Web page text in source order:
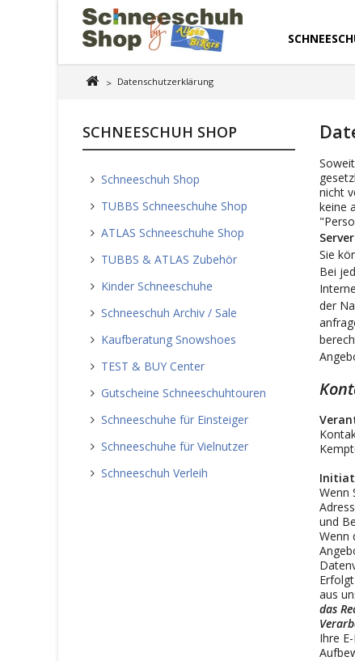
> Datenschutzerklärung
SCHNEESCHUH SHOP
Schneeschuh Shop
TUBBS Schneeschuhe Shop
ATLAS Schneeschuhe Shop
TUBBS & ATLAS Zubehör
Kinder Schneeschuhe
Schneeschuh Archiv / Sale
Kaufberatung Snowshoes
TEST & BUY Center
Gutscheine Schneeschuhtouren
Schneeschuhe für Einsteiger
Schneeschuhe für Vielnutzer
Schneeschuh Verleih
nicht
keine
Sie
Bei
der
Wenn
und
Wenn
aus
das
Ihre